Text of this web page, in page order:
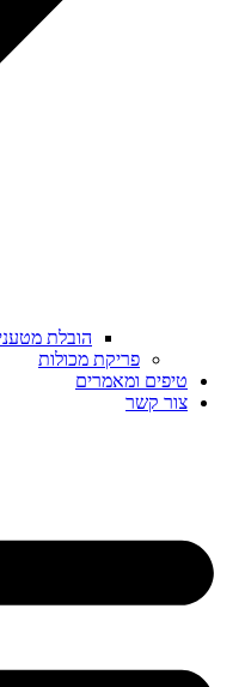
הובלת
פריקת מכולות
טיפים ומאמרים
צור קשר